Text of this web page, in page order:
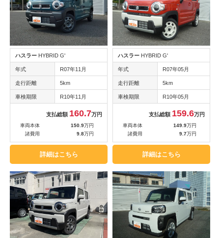
ハスラー HYBRID G'
年式 R07年11月
走行距離 5km
車検期限 R10年11月
支払総額 160.7万円
車両本体 150.9万円
諸費用
9.8万円
詳細はこちら
ハスラー HYBRID G'
年式 R07年05月
走行距離 5km
車検期限 R10年05月
支払総額 159.6万円
車両本体 149.9万円
諸費用
9.7万円
詳細はこちら